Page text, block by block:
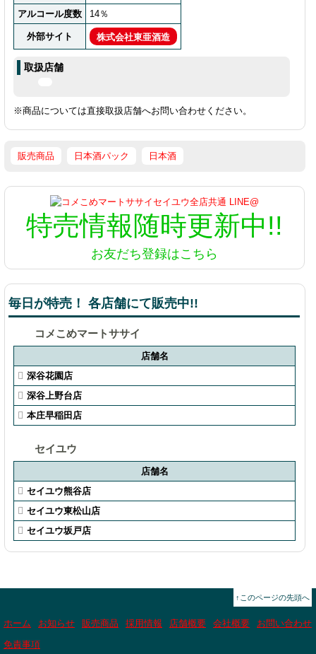
アルコール度数
14％
外部サイト 株式会社東亜酒造
取扱店舗
※商品については直接取扱店舗へお問い合わせください。
販売商品 日本酒パック 日本酒
特売情報随時更新中!!
お友だち登録はこちら
毎日が特売！ 各店舗にて販売中!!
コメこめマートササイ
店舗名
深谷花園店
深谷上野台店
本庄早稲田店
セイユウ
店舗名
セイユウ熊谷店
セイユウ東松山店
セイユウ坂戸店
↑このページの先頭へ
ホーム お知らせ 販売商品 採用情報 店舗概要 会社概要
お問い合わせ
免責事項